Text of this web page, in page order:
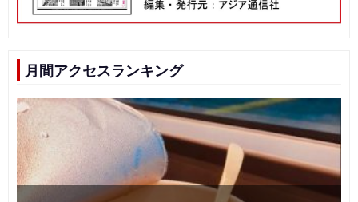
月間アクセスランキング